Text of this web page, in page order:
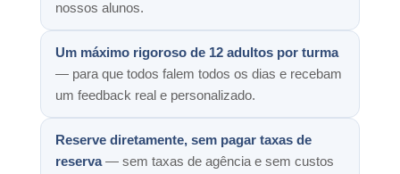
nossos alunos.
Um máximo rigoroso de 12 adultos por turma
— para que todos falem todos os dias e recebam
um feedback real e personalizado.
Reserve diretamente, sem pagar taxas de
reserva— sem taxas de agência e sem custos